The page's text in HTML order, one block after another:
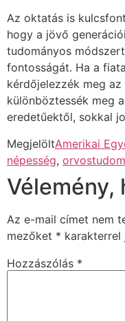
Az oktatás is
hogy a jövő
tudományos
fontosságát. Ha a
kérdőjelezzék meg
különböztessék meg
eredetűektől, sokkal
MegjelöltAmerikai
népesség,
Vélemény,
Az e-mail címet nem
mezőket * karakterrel
Hozzászólás *